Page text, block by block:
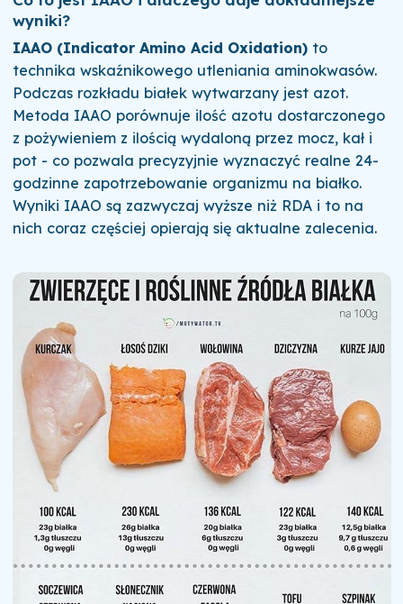
wyniki?
IAAO (Indicator Amino Acid Oxidation)to
technika wskaźnikowego utleniania aminokwasów.
Podczas rozkładu białek wytwarzany jest azot.
Metoda IAAO porównuje ilość azotu dostarczonego
z pożywieniem z ilością wydaloną przez mocz, kał i
pot - co pozwala precyzyjnie wyznaczyć realne 24-
godzinne zapotrzebowanie organizmu na białko.
Wyniki IAAO są zazwyczaj wyższe niż RDA i to na
nich coraz częściej opierają się aktualne zalecenia.